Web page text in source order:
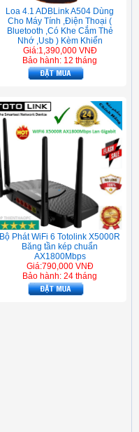
Loa 4.1 ADBLink A504 Dùng
Cho Máy Tính ,Điện Thoại (
Bluetooth ,Có Khe Cắm Thẻ
Nhớ ,Usb ) Kèm Khiển
Giá:1,390,000 VNĐ
Bảo hành: 12 tháng
Bộ Phát WiFi 6 Totolink X5000R
Băng tần kép chuẩn
AX1800Mbps
Giá:790,000 VNĐ
Bảo hành: 24 tháng